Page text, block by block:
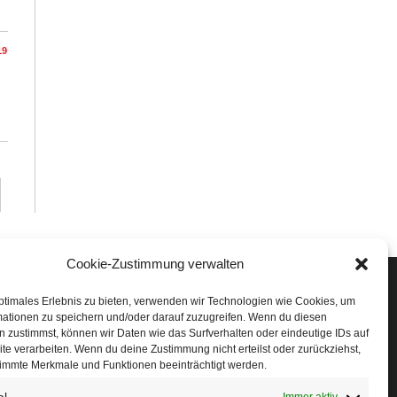
Cookie-Zustimmung verwalten
Erlebnis zu bieten, verwenden wir Technologien wie Cookies, um
zu speichern und/oder darauf zuzugreifen. Wenn du diesen
zustimmst, können wir Daten wie das Surfverhalten oder eindeutige IDs auf
verarbeiten. Wenn du deine Zustimmung nicht erteilst oder zurückziehst,
Merkmale und Funktionen beeinträchtigt werden.
Run